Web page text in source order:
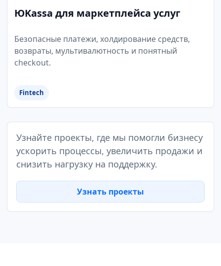
ЮKassa для маркетплейса услуг
Безопасные платежи, холдирование средств,
возвраты, мультивалютность и понятный
checkout.
Fintech
Узнайте проекты, где мы помогли бизнесу
ускорить процессы, увеличить продажи и
снизить нагрузку на поддержку.
Узнать проекты